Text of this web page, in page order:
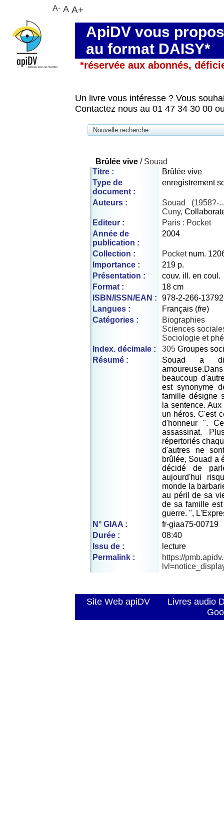
ApiDV vous
au format DAISY*
*réservée aux abonnés,
Un livre vous intéresse ? Vous
Contactez nous au 01 47 34 30 00
Nouvelle recherche
Brûlée vive / Souad
Titre :
Brûlée vive
Type de
document :
enregistrement
Auteurs :
Souad (1958?-
Cuny,
Editeur :
Paris : Pocket
Année de
publication :
2004
Collection : Pocketnum.
Importance :
219 p.
Présentation :
couv. ill. en coul.
Format :
18 cm
ISBN/ISSN/EAN :
978-2-266-
Langues :
Français (fre)
Catégories :
Biographies
Sciences
Sociologie et
Index. décimale :
305 Groupes
Résumé :
Souad a
beaucoup
est synonyme
famille désigne
la sentence.
un héros. C'est
d'honneur ".
assassinat.
répertoriés
d'autres ne
brûlée, Souad a
décidé de
aujourd'hui
monde la
au péril de sa
de sa famille
guerre. ",
N° GIAA :
fr-giaa75-00719
Durée :
08:40
Issu de :
lecture
Permalink :
https://
Site Web apiDV
Livres audio
A- A A+